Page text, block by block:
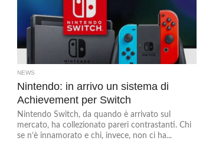
NEWS
Nintendo: in arrivo un sistema di
Achievement per Switch
Nintendo Switch, da quando è arrivato sul
mercato, ha collezionato pareri contrastanti. Chi
se n’è innamorato e chi, invece, non ci ha...